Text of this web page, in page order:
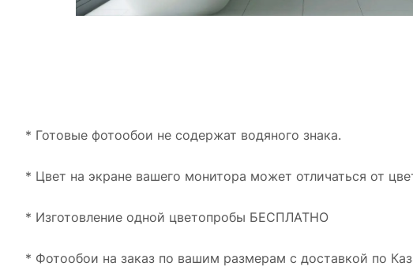
* Готовые фотообои не содержат водяного знака.
* Цвет на экране вашего монитора может отличаться от
* Изготовление одной цветопробы БЕСПЛАТНО
* Фотообои на заказ по вашим размерам с доставкой по